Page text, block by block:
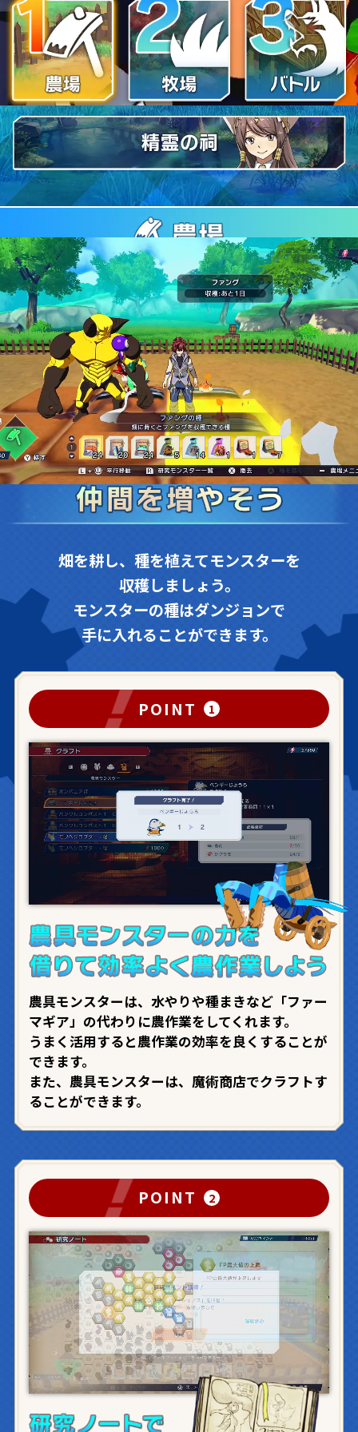
トップ
キャラクター
畑を耕し、種を植えてモンスターを
収穫しましょう。
モンスターの種はダンジョンで
手に入れることができます。
POINT 1
農具モンスターは、水やりや種まきなど「ファー
マギア」の代わりに農作業をしてくれます。
うまく活用すると農作業の効率を良くすることが
できます。
また、農具モンスターは、魔術商店でクラフトす
ることができます。
POINT 2